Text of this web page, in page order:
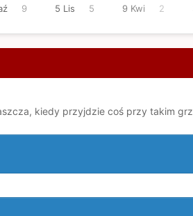
9 5 Lis 5 9 Kwi 2
kiedy przyjdzie coś przy takim